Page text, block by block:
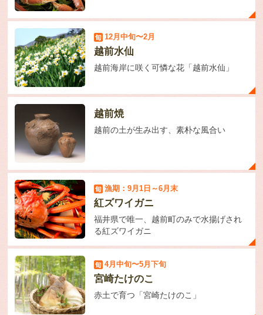
12月中旬〜2月
越前水仙
越前海岸に咲く可憐な花「越前水仙」
越前焼
越前の土が生み出す、素朴な風合い
漁期：9月1日～6月末
紅ズワイガニ
福井県で唯一、越前町のみで水揚げされ
る紅ズワイガニ
4月中旬〜5月下旬
宮崎たけのこ
赤土で育つ「宮崎たけのこ」